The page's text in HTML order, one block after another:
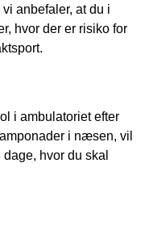
anbefaler, at du i
hvor der er risiko for
i ambulatoriet efter
i næsen, vil
hvor du skal